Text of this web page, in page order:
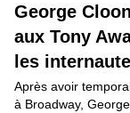
George
aux Tony
les
Après avoir
à Broadway,
Tests
Maison